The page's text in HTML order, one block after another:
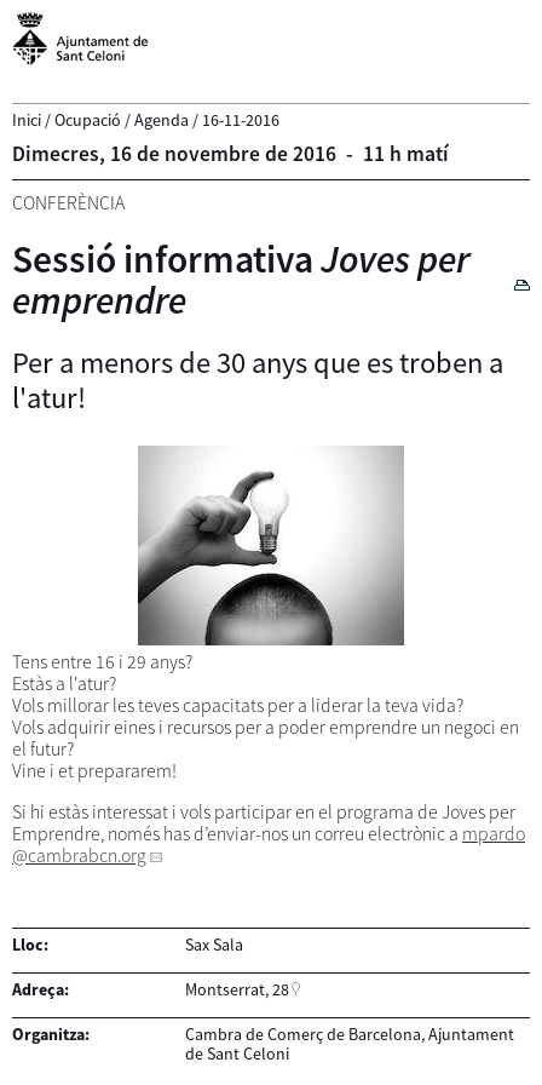
Inici /Ocupació /Agenda / 16-11-2016
Dimecres, 16de novembrede2016 - 11 h matí
CONFERÈNCIA
Sessió informativaJoves per
emprendre
Per a menors de 30 anys que es troben a
l'atur!
Tens entre 16 i 29 anys?
Estàs a l'atur?
Vols millorar les teves capacitats per a liderar la teva vida?
Vols adquirir eines i recursos per a poder emprendre un negoci en
el futur?
Vine i et prepararem!
Si hi estàs interessat i vols participar en el programa de Joves per
Emprendre, només has d’enviar-nos un correu electrònic a mpardo
@cambrabcn.org
Lloc: Sax Sala
Adreça: Montserrat, 28
Organitza:
Cambra de Comerç de Barcelona, Ajuntament
de Sant Celoni